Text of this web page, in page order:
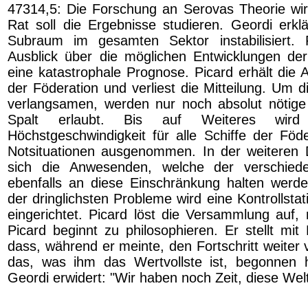
47314,5: Die Forschung an Serovas Theorie
Rat soll die Ergebnisse studieren. Geordi
Subraum im gesamten Sektor instabilisiert.
Ausblick über die möglichen Entwicklungen
eine katastrophale Prognose. Picard erhält die
der Föderation und verliest die Mitteilung. Um
verlangsamen, werden nur noch absolut
Spalt erlaubt. Bis auf Weiteres
Höchstgeschwindigkeit für alle Schiffe der
Notsituationen ausgenommen. In der weiteren
sich die Anwesenden, welche der
ebenfalls an diese Einschränkung halten
der dringlichsten Probleme wird eine
eingerichtet. Picard löst die Versammlung auf,
Picard beginnt zu philosophieren. Er stellt mit
dass, während er meinte, den Fortschritt weiter
das, was ihm das Wertvollste ist, begonnen
Geordi erwidert: "Wir haben noch Zeit, diese